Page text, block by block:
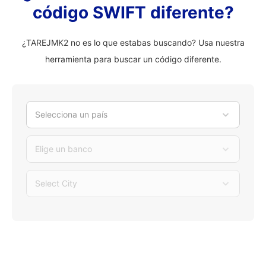
código SWIFT diferente?
¿TAREJMK2 no es lo que estabas buscando? Usa nuestra
herramienta para buscar un código diferente.
Selecciona un país
Elige un banco
Select City